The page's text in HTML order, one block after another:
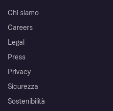
Chi siamo
Careers
Legal
Press
Privacy
Sicurezza
Sostenibilità